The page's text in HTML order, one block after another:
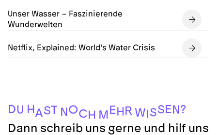
Unser Wasser – Faszinierende
Wunderwelten
Netflix, Explained: World's Water Crisis
DU HAST N OCH M E H R W SS E N ?
Dann schreib uns gerne und hilf uns